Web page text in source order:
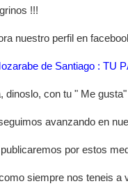
!!!
nuestro perfil en
de Santiago : TU
dinoslo, con tu " Me
avanzando en
por estos
nos teneis a